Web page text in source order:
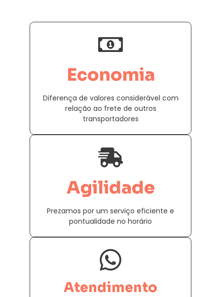
Economia
Diferença de valores considerável com
relação ao frete de outros
transportadores
Agilidade
Prezamos por um serviço eficiente e
pontualidade no horário
Atendimento